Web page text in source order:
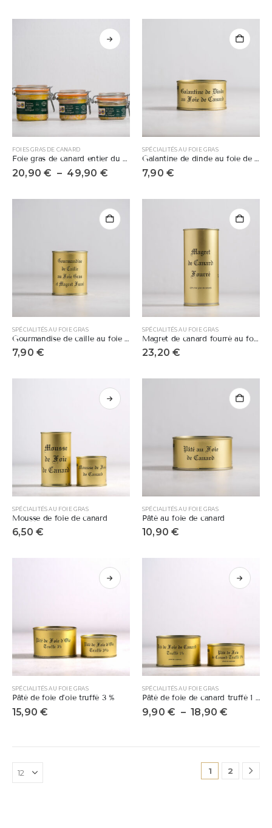
FOIES GRAS DE CANARD
Foie gras de canard entier du Périgord
20,90€ – 49,90 €
SPÉCIALITÉS AU FOIE GRAS
Galantine de dinde au foie de canard
7,90 €
SPÉCIALITÉS AU FOIE GRAS
Gourmandise de caille au foie gras et au magret fumé
7,90 €
SPÉCIALITÉS AU FOIE GRAS
Magret de canard fourré au foie gras
23,20€
SPÉCIALITÉS AU FOIE GRAS
Mousse de foie de canard
6,50 €
SPÉCIALITÉS AU FOIE GRAS
Pâté au foie de canard
10,90€
SPÉCIALITÉS AU FOIE GRAS
Pâté de foie d’oie truffé 3 %
15,90€
SPÉCIALITÉS AU FOIE GRAS
Pâté de foie de canard truffé 1 %
9,90 € – 18,90€
1 2